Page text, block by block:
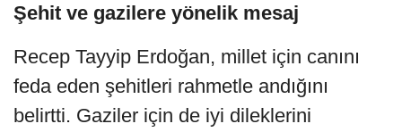
Şehit ve gazilere yönelik mesaj
Recep Tayyip Erdoğan, millet için canını
feda eden şehitleri rahmetle andığını
belirtti. Gaziler için de iyi dileklerini